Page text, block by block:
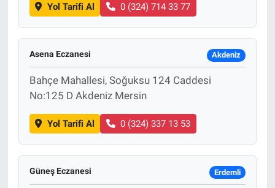
Yol Tarifi Al 0 (324) 714 33 77
Asena Eczanesi Akdeniz
Bahçe Mahallesi, Soğuksu 124 Caddesi
No:125 D Akdeniz Mersin
Yol Tarifi Al 0 (324) 337 13 53
Güneş Eczanesi Erdemli